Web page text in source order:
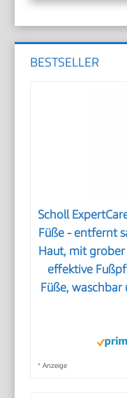
BESTSELLER
Scholl
Füße - entfernt
Haut, mit
effektive
Füße,
* Anzeige